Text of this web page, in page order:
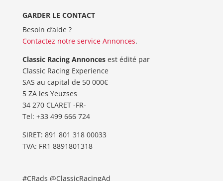
GARDER LE CONTACT
Besoin d’aide ?
Contactez notre service Annonces.
Classic Racing Annoncesest édité par
Classic Racing Experience
SAS au capital de 50 000€
5 ZA les Yeuzses
34 270 CLARET -FR-
Tel: ‭+33 499 666 724‬
SIRET: 891 801 318 00033
TVA: FR1 8891801318
#CRads @ClassicRacingAd